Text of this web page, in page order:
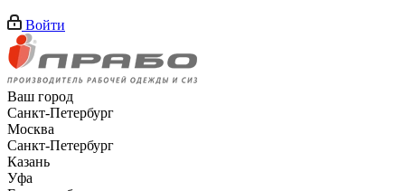
Войти
Ваш город
Санкт-Петербург
Москва
Санкт-Петербург
Казань
Уфа